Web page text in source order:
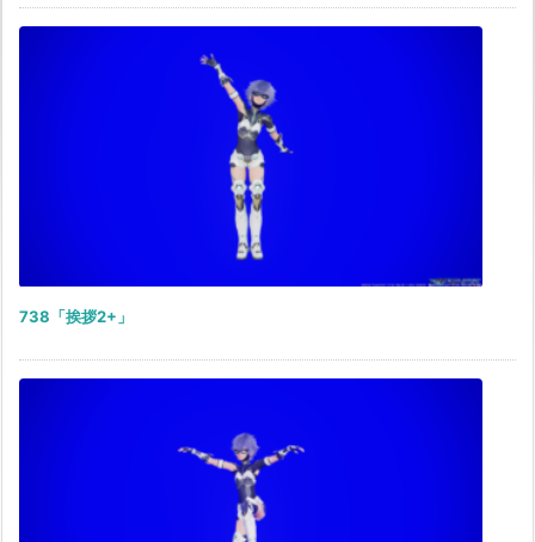
738「挨拶2+」